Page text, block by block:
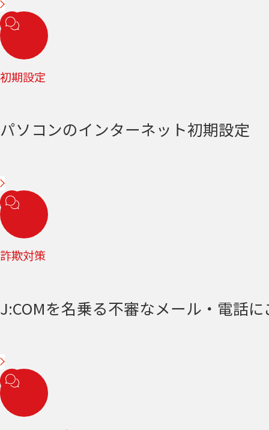
初期設定
パソコンのインターネット初期設定
詐欺対策
J:COMを名乗る不審なメール・電話